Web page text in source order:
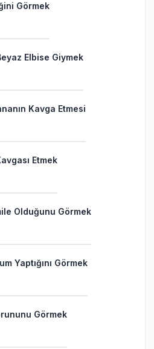
Görmek
Elbise Giymek
Kavga Etmesi
Etmek
Olduğunu Görmek
Yaptığını Görmek
Görmek